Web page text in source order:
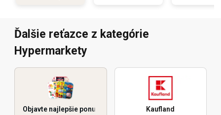
Ďalšie reťazce z kategórie
Hypermarkety
Objavte najlepšie ponuky Kaufland